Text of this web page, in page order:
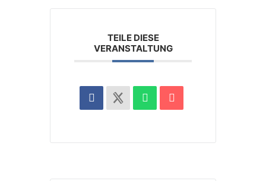
TEILE DIESE
VERANSTALTUNG